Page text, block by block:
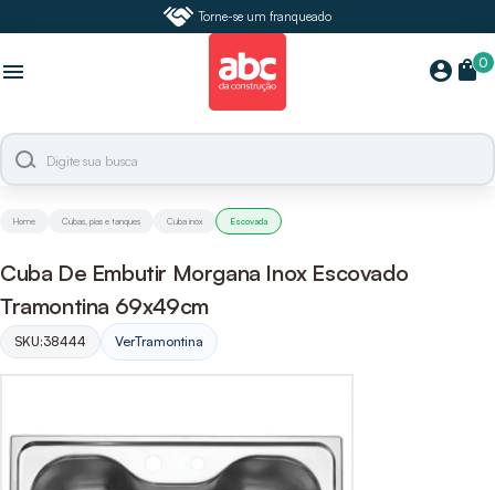
Torne-se um franqueado
menu account_circle 0
shopping_bag
Home Cubas, pias e tanques Cuba inox Escovada
Cuba De Embutir Morgana Inox Escovado
Tramontina 69x49cm
SKU:38444 VerTramontina